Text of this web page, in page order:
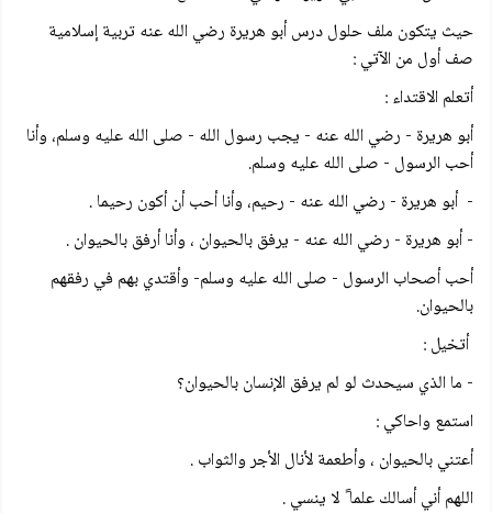
حيث يتكون ملف حلول درس أبو هريرة رضي الله عنه تربية إسلامية
صف أول من الآتي :
أتعلم الاقتداء :
أبو هريرة - رضي الله عنه - يجب رسول الله - صلى الله عليه وسلم، وأنا
أحب الرسول - صلى الله عليه وسلم.
- أبو هريرة - رضي الله عنه - رحيم، وأنا أحب أن أكون رحيما .
- أبو هريرة - رضي الله عنه - يرفق بالحيوان ، وأنا أرفق بالحيوان .
أحب أصحاب الرسول - صلى الله عليه وسلم- وأقتدي بهم في رفقهم
بالحيوان.
أتخيل :
- ما الذي سيحدث لو لم يرفق الإنسان بالحيوان؟
استمع واحاكي :
أعتني بالحيوان ، وأطعمة لأنال الأجر والثواب .
اللهم أني أسالك علما ً لا ينسي .